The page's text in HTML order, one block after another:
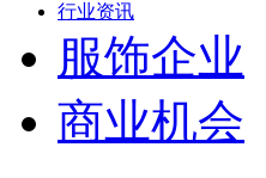
行业资讯
服饰企业
商业机会